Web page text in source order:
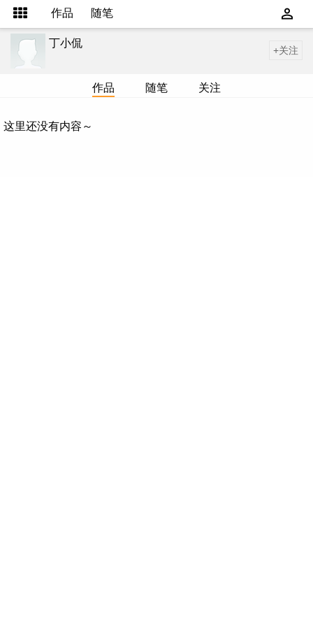
作品 随笔
丁小侃
+关注
作品 随笔 关注
这里还没有内容～